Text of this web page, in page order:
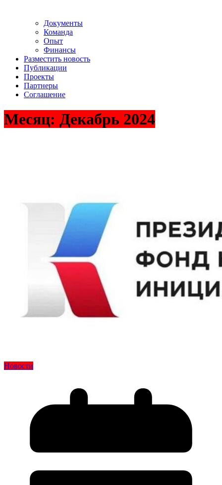
Документы
Команда
Опыт
Финансы
Разместить новость
Публикации
Проекты
Партнеры
Соглашение
Месяц: Декабрь 2024
Новости